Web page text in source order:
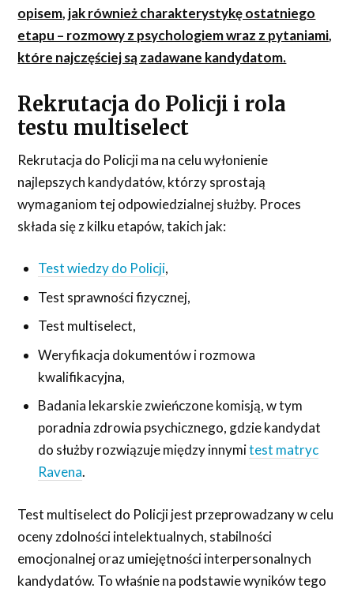
opisem, jak również charakterystykę ostatniego
etapu – rozmowy z psychologiem wraz z pytaniami,
które najczęściej są zadawane kandydatom.
Rekrutacja do Policji i rola
testu multiselect
Rekrutacja do Policji ma na celu wyłonienie
najlepszych kandydatów, którzy sprostają
wymaganiom tej odpowiedzialnej służby. Proces
składa się z kilku etapów, takich jak:
Test wiedzy do Policji,
Test sprawności fizycznej,
Test multiselect,
Weryfikacja dokumentów i rozmowa
kwalifikacyjna,
Badania lekarskie zwieńczone komisją, w tym
poradnia zdrowia psychicznego, gdzie kandydat
do służby rozwiązuje między innymitest matryc
Ravena.
Test multiselect do Policji jest przeprowadzany w celu
oceny zdolności intelektualnych, stabilności
emocjonalnej oraz umiejętności interpersonalnych
kandydatów. To właśnie na podstawie wyników tego